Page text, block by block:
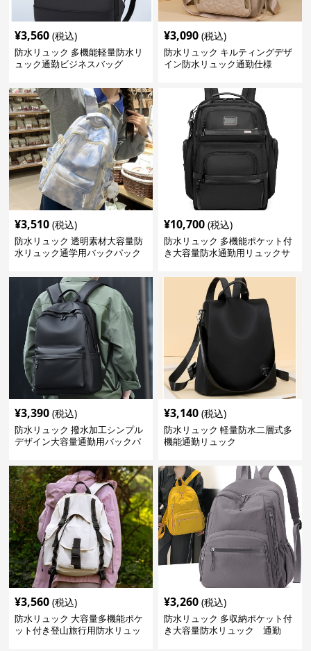
¥3,560 (税込)
防水リュック 多機能軽量防水リ
ュック通勤ビジネスバッグ
¥3,090 (税込)
防水リュック キルティングデザ
イン防水リュック通勤仕様
¥3,510 (税込)
防水リュック 透明素材大容量防
水リュック通学用バックパック
¥10,700 (税込)
防水リュック 多機能ポケット付
き大容量防水通勤用リュックサ
¥3,390 (税込)
防水リュック 撥水加工シンプル
デザイン大容量通勤用バックパ
¥3,140 (税込)
防水リュック 軽量防水二層式多
機能通勤リュック
¥3,560 (税込)
防水リュック 大容量多機能ポケ
ット付き登山旅行用防水リュッ
¥3,260 (税込)
防水リュック 多収納ポケット付
き大容量防水リュック 通勤